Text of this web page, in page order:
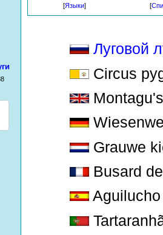
[Языки] [
Луговой
Circus
Grauwe
Busard